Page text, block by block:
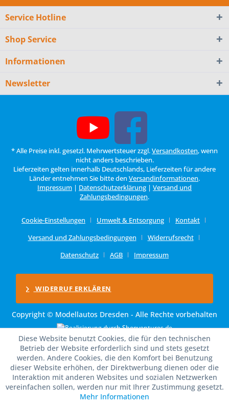
Service Hotline
Shop Service
Informationen
Newsletter
* Alle Preise inkl. gesetzl. Mehrwertsteuer zzgl.Versandkosten, wenn
nicht anders beschrieben.
Lieferzeiten gelten innerhalb Deutschlands, Lieferzeiten für andere
Länder entnehmen Sie bitte den Versandinformationen.
Impressum | Datenschutzerklärung | Versand und
Zahlungsbedingungen.
Cookie-Einstellungen Umwelt & Entsorgung
Kontakt
Versand und Zahlungsbedingungen
Widerrufsrecht
Datenschutz
AGB Impressum
WIDERRUF ERKLÄREN
Copyright © Modellautos Dresden - Alle Rechte vorbehalten
Diese Website benutzt Cookies, die für den technischen
Betrieb der Website erforderlich sind und stets gesetzt
werden. Andere Cookies, die den Komfort bei Benutzung
dieser Website erhöhen, der Direktwerbung dienen oder die
Interaktion mit anderen Websites und sozialen Netzwerken
vereinfachen sollen, werden nur mit Ihrer Zustimmung gesetzt.
Mehr Informationen